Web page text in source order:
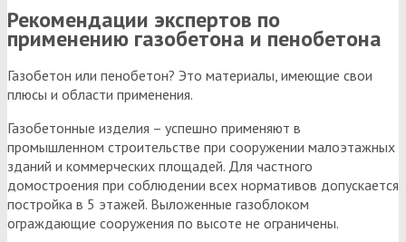
Рекомендации экспертов по
применению газобетона и пенобетона
Газобетон или пенобетон? Это материалы, имеющие свои
плюсы и области применения.
Газобетонные изделия – успешно применяют в
промышленном строительстве при сооружении малоэтажных
зданий и коммерческих площадей. Для частного
домостроения при соблюдении всех нормативов допускается
постройка в 5 этажей. Выложенные газоблоком
ограждающие сооружения по высоте не ограничены.